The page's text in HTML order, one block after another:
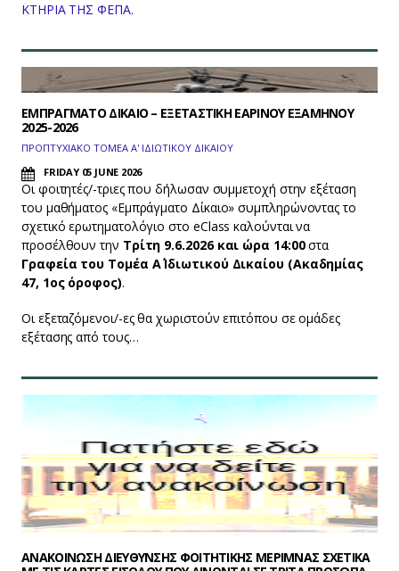
ΚΤΗΡΙΑ ΤΗΣ ΦΕΠΑ.
ΕΜΠΡΑΓΜΑΤΟ ΔΙΚΑΙΟ – ΕΞΕΤΑΣΤΙΚΗ ΕΑΡΙΝΟΥ ΕΞΑΜΗΝΟΥ
2025-2026
ΠΡΟΠΤΥΧΙΑΚΟ ΤΟΜΕΑ Α' ΙΔΙΩΤΙΚΟΥ ΔΙΚΑΙΟΥ
FRIDAY 05 JUNE 2026
Οι φοιτητές/-τριες που δήλωσαν συμμετοχή στην εξέταση
του μαθήματος «Εμπράγματο Δίκαιο» συμπληρώνοντας το
σχετικό ερωτηματολόγιο στο eClass καλούνται να
προσέλθουν την Τρίτη 9.6.2026 και ώρα 14:00στα
Γραφεία του Τομέα Α΄ Ιδιωτικού Δικαίου (Ακαδημίας
47, 1ος όροφος).
Οι εξεταζόμενοι/-ες θα χωριστούν επιτόπου σε ομάδες
εξέτασης από τους…
ΑΝΑΚΟΙΝΩΣΗ ΔΙΕΥΘΥΝΣΗΣ ΦΟΙΤΗΤΙΚΗΣ ΜΕΡΙΜΝΑΣ ΣΧΕΤΙΚΑ